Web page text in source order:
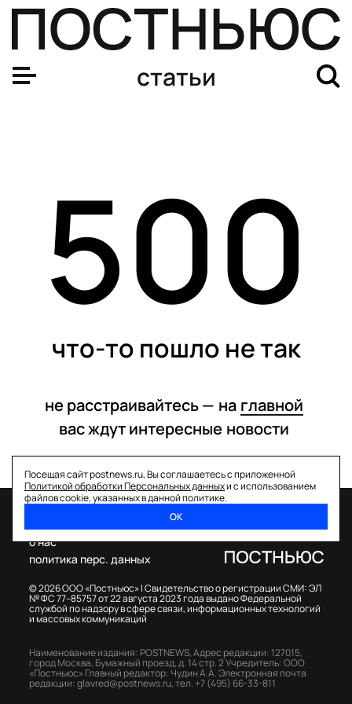
статьи
500
что-то пошло не так
не расстраивайтесь — на главной
вас ждут интересные новости
Посещая сайт postnews.ru, Вы соглашаетесь с приложенной
Политикой обработки Персональных данныхи с использованием
файлов cookie, указанных в данной политике.
ОК
© 2026 ООО «Постньюс» |Свидетельство о регистрации СМИ: ЭЛ
№ ФС 77–85757 от 22 августа 2023 года выдано Федеральной
службой по надзору в сфере связи, информационных технологий
и массовых коммуникаций
о нас
политика перс. данных
Наименование издания: POSTNEWS,Адрес редакции: 127015,
город Москва, Бумажный проезд, д. 14 стр. 2Учредитель: ООО
«Постньюс» Главный редактор: Чудин А.А.Электронная почта
редакции:glavred@postnews.ru,тел. +7 (495) 66-33-811
«Однажды я не увидел, что гол не засчитали»: